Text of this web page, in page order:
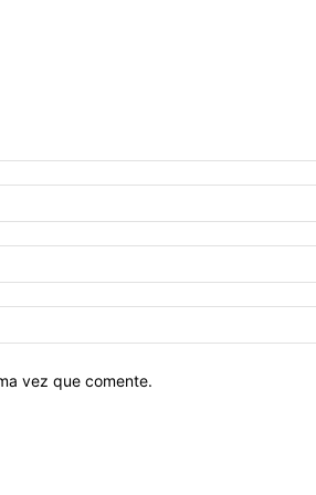
vez que comente.